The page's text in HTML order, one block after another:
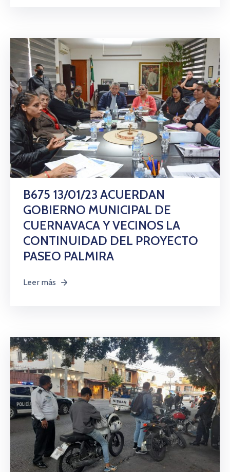
B675 13/01/23 ACUERDAN
GOBIERNO MUNICIPAL DE
CUERNAVACA Y VECINOS LA
CONTINUIDAD DEL PROYECTO
PASEO PALMIRA
Leer más